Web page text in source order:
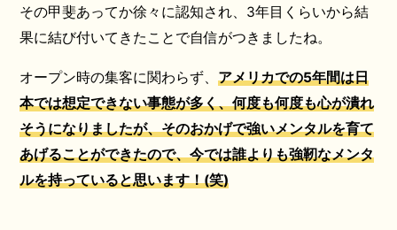
その甲斐あってか徐々に認知され、3年目くらいから結
果に結び付いてきたことで自信がつきましたね。
オープン時の集客に関わらず、 アメリカでの5年間は日
本では想定できない事態が多く、何度も何度も心が潰れ
そうになりましたが、そのおかげで強いメンタルを育て
あげることができたので、今では誰よりも強靭なメンタ
ルを持っていると思います！(笑)